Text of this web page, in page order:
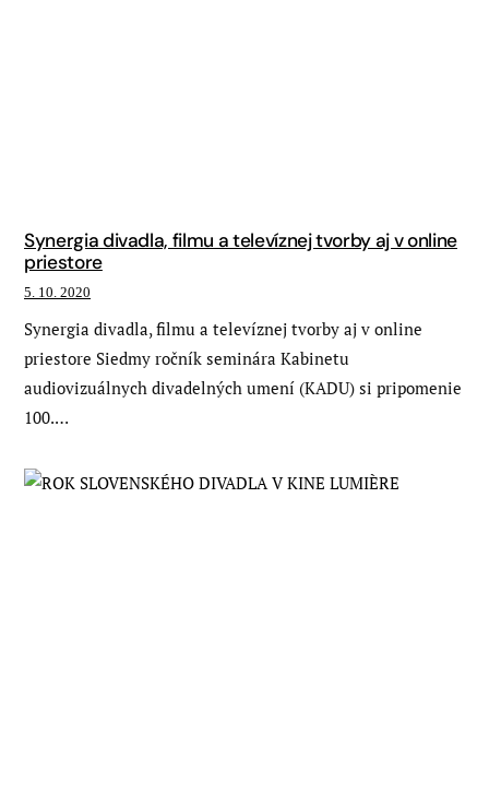
Synergia divadla, filmu a televíznej tvorby aj v online
priestore
5. 10. 2020
Synergia divadla, filmu a televíznej tvorby aj v online
priestore Siedmy ročník seminára Kabinetu
audiovizuálnych divadelných umení (KADU) si pripomenie
100.…